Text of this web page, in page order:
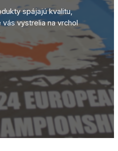
spájajú kvalitu,
vystrelia na vrchol